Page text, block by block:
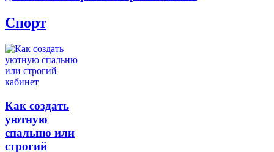
Спорт
Как создать
уютную
спальню или
строгий